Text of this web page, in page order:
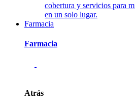
cobertura y servicios para
en un solo lugar.
Farmacia
Farmacia
Atrás